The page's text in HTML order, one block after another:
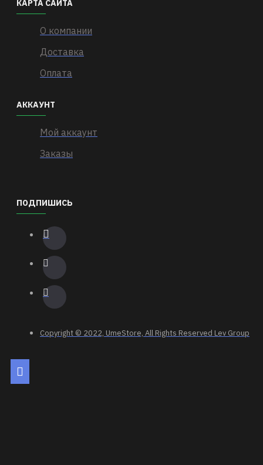
КАРТА САЙТА
О компании
Доставка
Оплата
АККАУНТ
Мой аккаунт
Заказы
ПОДПИШИСЬ
Copyright © 2022, UmeStore, All Rights Reserved Lev Group